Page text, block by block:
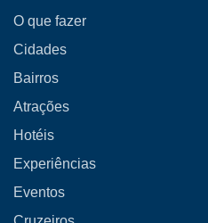
O que fazer
Cidades
Bairros
Atrações
Hotéis
Experiências
Eventos